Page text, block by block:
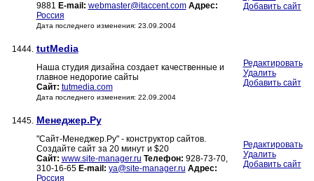
9881 E-mail: webmaster@itaccent.com Адрес:
Россия
Дата последнего изменения: 23.09.2004
Добавить сайт
1444. tutMedia
Наша студия дизайна создает качественные и
главное недорогие сайты
Сайт: tutmedia.com
Дата последнего изменения: 22.09.2004
Редактировать
Удалить
Добавить сайт
1445. Менеджер.Ру
"Сайт-Менеджер.Ру" - конструктор сайтов.
Создайте сайт за 20 минут и $20
Сайт: www.site-manager.ru Телефон: 928-73-70,
310-16-65 E-mail: ya@site-manager.ru Адрес:
Россия
Редактировать
Удалить
Добавить сайт